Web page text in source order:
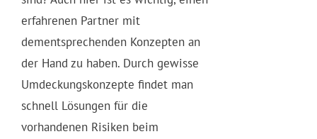
erfahrenen Partner mit
dementsprechenden Konzepten an
der Hand zu haben. Durch gewisse
Umdeckungskonzepte findet man
schnell Lösungen für die
vorhandenen Risiken beim